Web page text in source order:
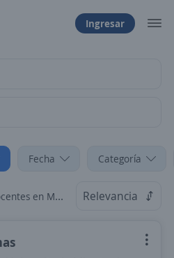
Ingresar
Fecha Categoría
en Meta Relevancia